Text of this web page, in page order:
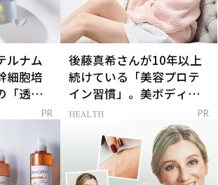
ルナム
細胞培
「透明
PR
後藤真希さんが10年以上
続けている「美容プロテ
イン習慣」。美ボディを
支える朝ルーティンと
HEALTH PR